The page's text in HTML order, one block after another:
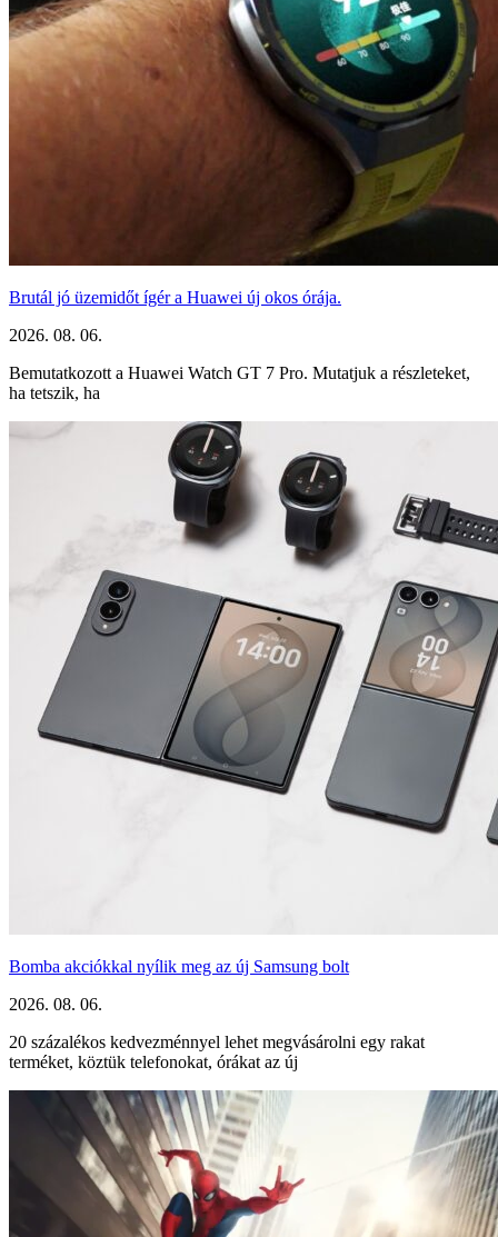
Brutál jó üzemidőt ígér a Huawei új okos órája.
2026. 08. 06.
Bemutatkozott a Huawei Watch GT 7 Pro. Mutatjuk a részleteket,
ha tetszik, ha
Bomba akciókkal nyílik meg az új Samsung bolt
2026. 08. 06.
20 százalékos kedvezménnyel lehet megvásárolni egy rakat
terméket, köztük telefonokat, órákat az új